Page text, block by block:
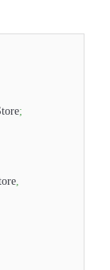
;
,